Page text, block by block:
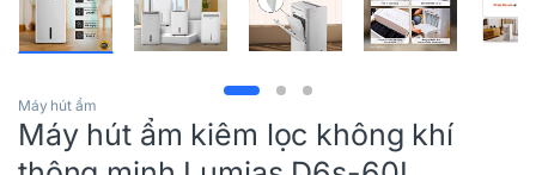
Máy hút ẩm
Máy hút ẩm kiêm lọc không khí